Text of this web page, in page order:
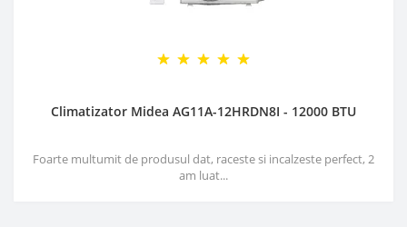
Climatizator Midea AG11A-12HRDN8I - 12000 BTU
Foarte multumit de produsul dat, raceste si incalzeste perfect, 2
am luat...